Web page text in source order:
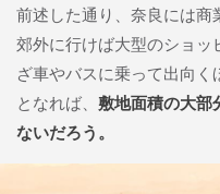
前述した通り、奈良には商
郊外に行けば大型のショッ
ざ車やバスに乗って出向く
となれば、 敷地面積の大部
ないだろう。